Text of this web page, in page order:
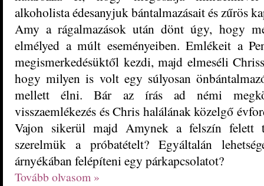
alkoholista édesanyjuk bántalmazásait és zűrös
Amy a rágalmazások után dönt úgy, hogy
elmélyed a múlt eseményeiben. Emlékeit a
megismerkedésüktől kezdi, majd elmeséli
hogy milyen is volt egy súlyosan
mellett élni. Bár az írás ad némi
visszaemlékezés és Chris halálának közelgő
Vajon sikerül majd Amynek a felszín felett
szerelmük a próbatételt? Egyáltalán
árnyékában felépíteni egy párkapcsolatot?
Tovább olvasom »